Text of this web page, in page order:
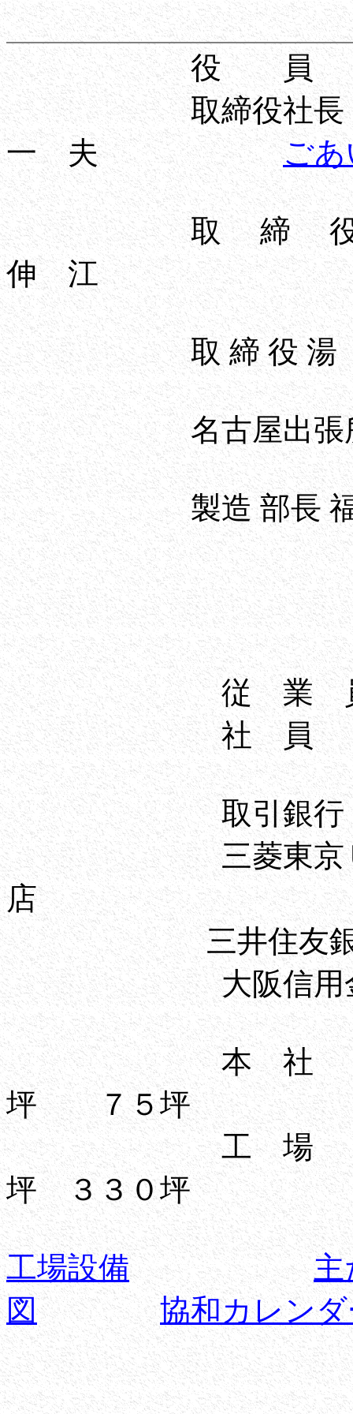
役 員
取締役
一 夫 ご
取 締
伸 江
取 締 役
名古屋出張
製造 部長
従 業
社 員
取引銀行
三菱東京Ｕ
店
三井住友
大阪信用
本 社 敷
坪 ７５坪
工 場 敷地
坪 ３３０坪
工場設備
主
図
協和カレン